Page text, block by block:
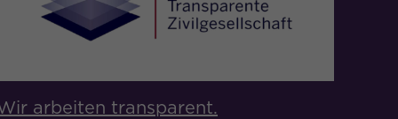
arbeiten transparent.